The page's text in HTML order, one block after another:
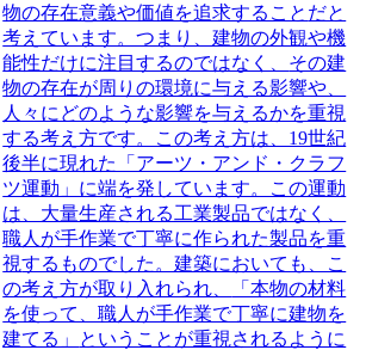
物の存在意義や価値を追求すること だと
考えています。つまり、建物の外観や機
能性だけに注目するのではなく、 その建
物の存在が周りの環境に与える影響や、
人々にどのような影響を与えるかを重視
する考え方です。この考え方は、19世紀
後半に現れた「アーツ・アンド・クラフ
ツ運動」に端を発しています。この運動
は、大量生産される工業製品ではなく、
職人が手作業で丁寧に作られた製品を重
視するものでした。建築においても、こ
の考え方が取り入れられ、
「本物の材料
を使って、職人が手作業で丁寧に建物を
建てる」
ということが重視されるように